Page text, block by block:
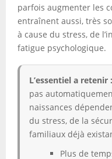
parfois augmenter les
entraînent aussi, très
à cause du stress, de
fatigue psychologique.
L’essentiel a retenir :
pas
naissances
du stress, de la
familiaux déjà
Plus de